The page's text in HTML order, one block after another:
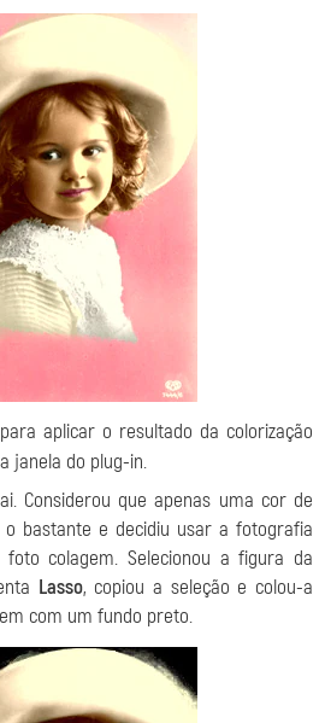
para aplicar o resultado da colorização
janela do plug-in.
Considerou que apenas uma cor de
bastante e decidiu usar a fotografia
colagem. Selecionou a figura da
Lasso, copiou a seleção e colou-a
com um fundo preto.